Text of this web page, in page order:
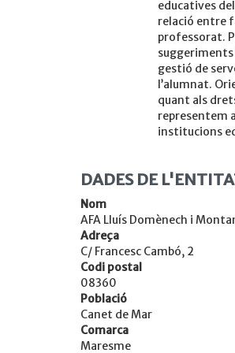
educatives
relació entre
professorat.
suggeriments
gestió de
l’alumnat.
quant als
representem
institucions
DADES DE
Nom
AFA Lluís Domènech i
Adreça
C/ Francesc Cambó, 2
Codi postal
08360
Població
Canet de Mar
Comarca
Maresme